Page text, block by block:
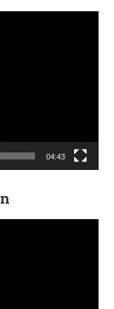
04:43